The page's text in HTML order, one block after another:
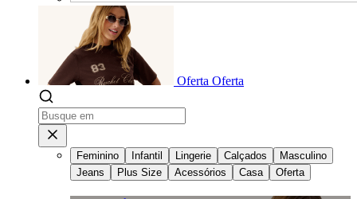
Oferta Oferta
Feminino Infantil Lingerie Calçados
Masculino
Jeans
Plus Size Acessórios Casa Oferta